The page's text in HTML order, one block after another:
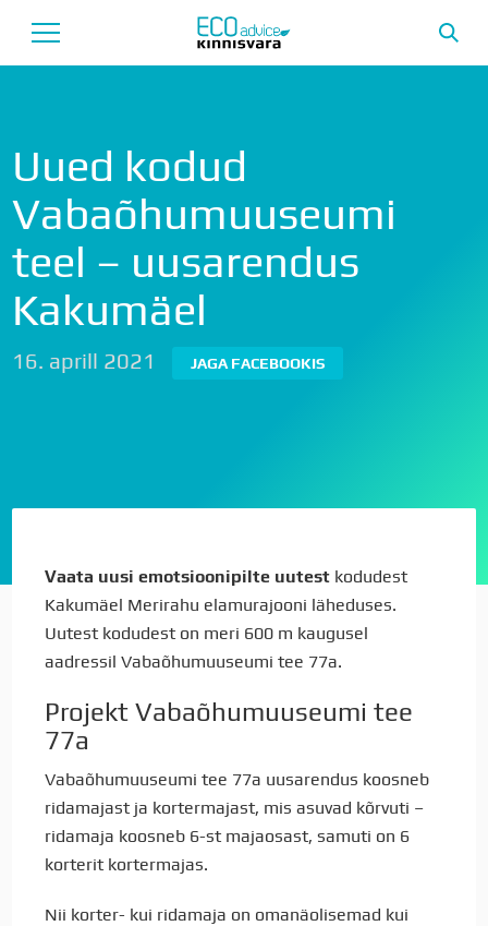
Uusarendused
Tutvustus
Teenused
Meeskond
Uued kodud
Vabaõhumuuseumi
teel – uusarendus
Kakumäel
16. aprill 2021 JAGA FACEBOOKIS
Vaata uusi emotsioonipilte uutest kodudest
Kakumäel Merirahu elamurajooni läheduses.
Uutest kodudest on meri 600 m kaugusel
aadressil Vabaõhumuuseumi tee 77a.
Projekt Vabaõhumuuseumi tee
77a
Vabaõhumuuseumi tee 77a uusarendus koosneb
ridamajast ja kortermajast, mis asuvad kõrvuti –
ridamaja koosneb 6-st majaosast, samuti on 6
korterit kortermajas.
Nii korter- kui ridamaja on omanäolisemad kui